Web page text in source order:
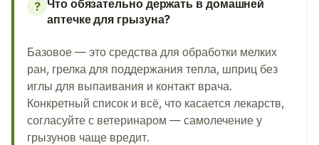
? Что обязательно держать в домашней
аптечке для грызуна?
Базовое — это средства для обработки мелких
ран, грелка для поддержания тепла, шприц без
иглы для выпаивания и контакт врача.
Конкретный список и всё, что касается лекарств,
согласуйте с ветеринаром — самолечение у
грызунов чаще вредит.